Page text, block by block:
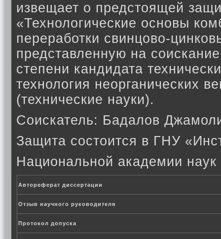
извещает о предстоящей
«Технологические основы
переработки свинцово-
представленную на
степени кандидата
технология неорганических
(технические науки).
Соискатель: Бадалов
Защита состоится в ГНУ
Национальной академии
Автореферат диссертации
Отзыв научного руководителя
Протокол допуска